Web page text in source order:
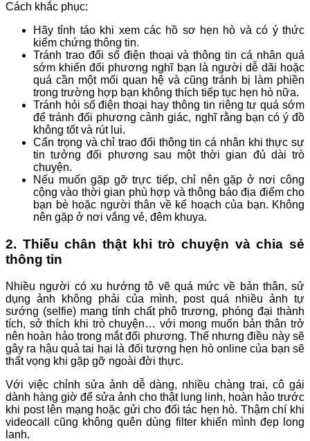
Cách khắc phục:
Hãy tỉnh táo khi xem các hồ sơ hẹn hò và có ý thức
kiểm chứng thông tin.
Tránh trao đổi số điện thoại và thông tin cá nhân quá
sớm khiến đối phương nghĩ bạn là người dễ dãi hoặc
quá cần một mối quan hệ và cũng tránh bị làm phiền
trong trường hợp bạn không thích tiếp tục hẹn hò nữa.
Tránh hỏi số điện thoại hay thông tin riêng tư quá sớm
để tránh đối phương cảnh giác, nghĩ rằng bạn có ý đồ
không tốt và rút lui.
Cẩn trọng và chỉ trao đổi thông tin cá nhân khi thực sự
tin tưởng đối phương sau một thời gian đủ dài trò
chuyện.
Nếu muốn gặp gỡ trực tiếp, chỉ nên gặp ở nơi công
cộng vào thời gian phù hợp và thông báo địa điểm cho
bạn bè hoặc người thân về kế hoạch của bạn. Không
nên gặp ở nơi vắng vẻ, đêm khuya.
2. Thiếu chân thật khi trò chuyện và chia sẻ
thông tin
Nhiều người có xu hướng tô vẽ quá mức về bản thân, sử
dụng ảnh không phải của mình, post quá nhiều ảnh tự
sướng (selfie) mang tính chất phô trương, phóng đại thành
tích, sở thích khi trò chuyện… với mong muốn bản thân trở
nên hoàn hảo trong mắt đối phương. Thế nhưng điều này sẽ
gây ra hậu quả tai hại là đối tượng hẹn hò online của bạn sẽ
thất vọng khi gặp gỡ ngoài đời thực.
Với việc chỉnh sửa ảnh dễ dàng, nhiều chàng trai, cô gái
dành hàng giờ để sửa ảnh cho thật lung linh, hoàn hảo trước
khi post lên mạng hoặc gửi cho đối tác hẹn hò. Thậm chí khi
videocall cũng không quên dùng filter khiến mình đẹp long
lanh.